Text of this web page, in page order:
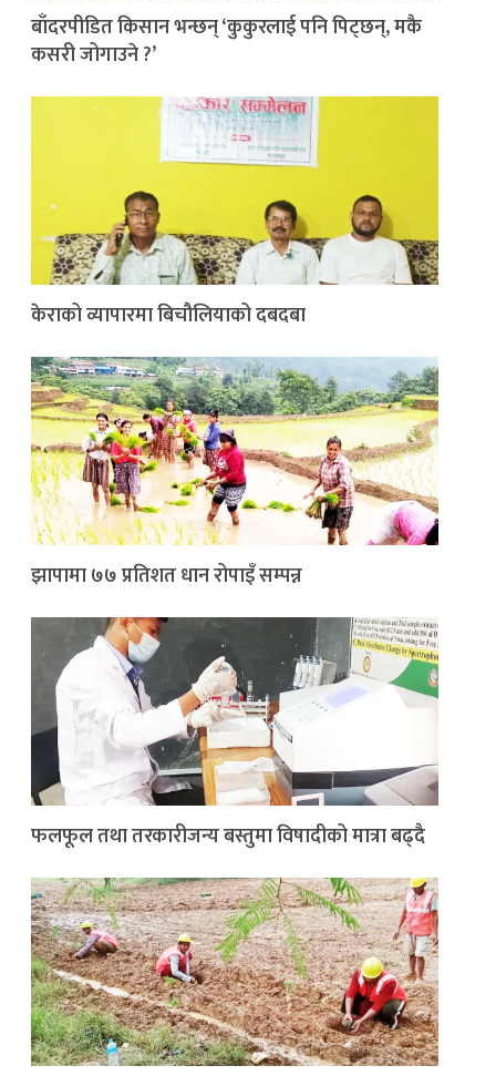
बाँदरपीडित किसान भन्छन् ‘कुकुरलाई पनि पिट्छन्, मकै
कसरी जोगाउने ?’
केराको व्यापारमा बिचौलियाको दबदबा
झापामा ७७ प्रतिशत धान रोपाइँ सम्पन्न
फलफूल तथा तरकारीजन्य बस्तुमा विषादीको मात्रा बढ्दै